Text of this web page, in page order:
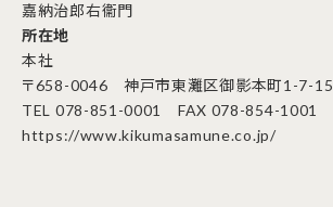
会社概要
嘉納治郎右衞門
所在地
本社
〒658-0046 神戸市東灘区御影本町1-7-15
TEL 078-851-0001 FAX 078-854-1001
https://www.kikumasamune.co.jp/